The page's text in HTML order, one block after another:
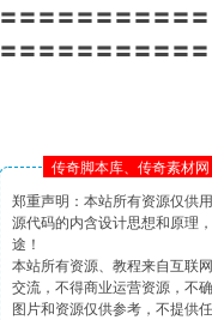
〓〓〓〓〓〓〓〓〓〓
〓〓〓〓〓〓〓〓〓〓
传奇脚本库、传奇素材
郑重声明：本站所有资源仅供
源代码的内含设计思想和原理
途！
本站所有资源、教程来自互联
交流，不得商业运营资源，不
图片和资源仅供参考，不提供